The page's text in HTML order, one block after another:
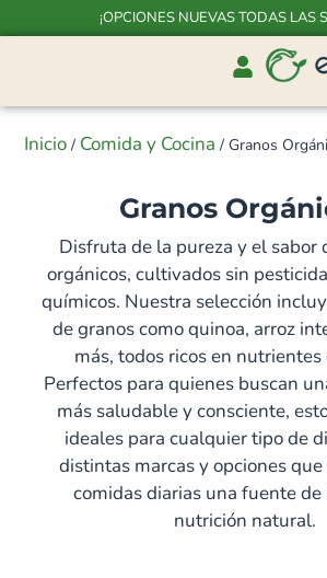
¡OPCIONES NUEVAS TODAS LAS
Inicio / Comida y Cocina / Granos
Granos
Disfruta de la pureza y el sabor
orgánicos, cultivados sin
químicos. Nuestra selección
de granos como quinoa, arroz
más, todos ricos en nutrientes
Perfectos para quienes buscan
más saludable y consciente,
ideales para cualquier tipo de
distintas marcas y opciones
comidas diarias una fuente
nutrición natural.